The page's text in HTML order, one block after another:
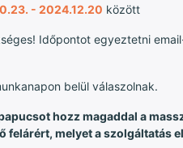
- 2024.12.20 között
Időpontot egyeztetni
belül válaszolnak.
hozz magaddal a
melyet a szolgáltatás